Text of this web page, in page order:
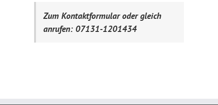
Zum Kontaktformular oder gleich
anrufen: 07131-1201434